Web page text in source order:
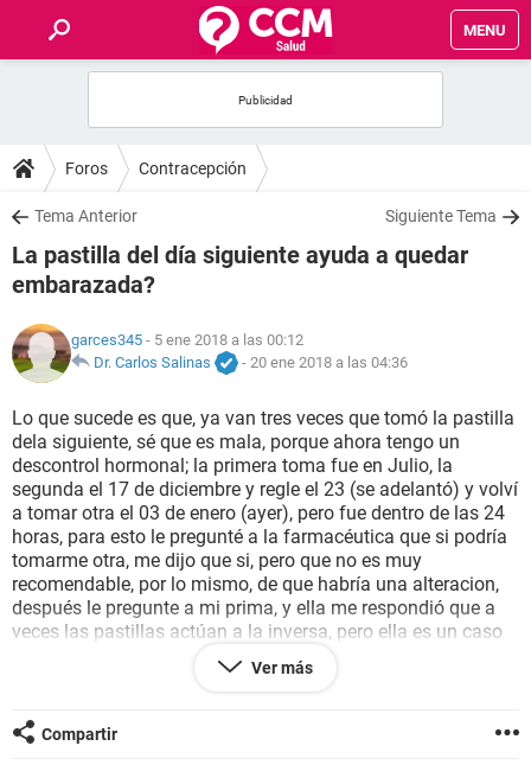
MENU
FOROS
SALUD
FAMILIA
NUTRICIÓN
SEXUALIDAD
GLOSARIO
Foros Contracepción
Tema Anterior Siguiente Tema
La pastilla del día siguiente ayuda a quedar
embarazada?
garces345 - 5 ene 2018 a las 00:12
Dr. Carlos Salinas
- 20 ene 2018 a las 04:36
Lo que sucede es que, ya van tres veces que tomó la pastilla
dela siguiente, sé que es mala, porque ahora tengo un
descontrol hormonal; la primera toma fue en Julio, la
segunda el 17 de diciembre y regle el 23 (se adelantó) y volví
a tomar otra el 03 de enero (ayer), pero fue dentro de las 24
horas, para esto le pregunté a la farmacéutica que si podría
tomarme otra, me dijo que si, pero que no es muy
recomendable, por lo mismo, de que habría una alteracion,
después le pregunte a mi prima, y ella me respondió que a
veces las pastillas actúan a la inversa, pero ella es un caso
algo más especial porque tomo como 5, la pregunta es, si es
cierto que actúan a la inversa, y si existe un gran riesgo de
decirlo así ya que, como regle el 23, podría darse el caso, de
que fuera la nueva regla, y entonces me baje dentro de los
Ver más
Compartir